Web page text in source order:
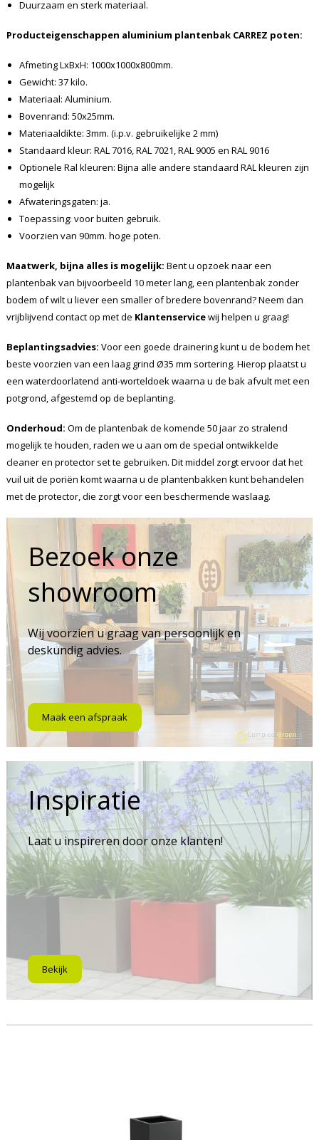
Duurzaam en sterk materiaal.
Producteigenschappen aluminium plantenbak CARREZ poten:
Afmeting LxBxH: 1000x1000x800mm.
Gewicht: 37 kilo.
Materiaal: Aluminium.
Bovenrand: 50x25mm.
Materiaaldikte: 3mm. (i.p.v. gebruikelijke 2 mm)
Standaard kleur: RAL 7016, RAL 7021, RAL 9005 en RAL 9016
Optionele Ral kleuren: Bijna alle andere standaard RAL kleuren zijn
mogelijk
Afwateringsgaten: ja.
Toepassing: voor buiten gebruik.
Voorzien van 90mm. hoge poten.
Maatwerk, bijna alles is mogelijk: Bent u opzoek naar een
plantenbak van bijvoorbeeld 10 meter lang, een plantenbak zonder
bodem of wilt u liever een smaller of bredere bovenrand? Neem dan
vrijblijvend contact op met de Klantenservicewij helpen u graag!
Beplantingsadvies: Voor een goede drainering kunt u de bodem het
beste voorzien van een laag grind Ø35 mm sortering. Hierop plaatst u
een waterdoorlatend anti-worteldoek waarna u de bak afvult met een
potgrond, afgestemd op de beplanting.
Onderhoud: Om de plantenbak de komende 50 jaar zo stralend
mogelijk te houden, raden we u aan om de special ontwikkelde
cleaner en protector set te gebruiken. Dit middel zorgt ervoor dat het
vuil uit de poriën komt waarna u de plantenbakken kunt behandelen
met de protector, die zorgt voor een beschermende waslaag.
Bezoek onze
showroom
Wij voorzien u graag van persoonlijk en
deskundig advies.
Maak een afspraak
Inspiratie
Laat u inspireren door onze klanten!
Bekijk